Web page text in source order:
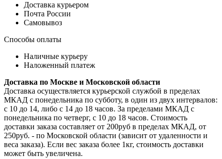
Доставка курьером
Почта России
Самовывоз
Способы оплаты
Наличные курьеру
Наложенный платеж
Доставка по Москве и Московской области
Доставка осуществляется курьерской службой в пределах
МКАД с понедельника по субботу, в один из двух интервалов:
с 10 до 14, либо с 14 до 18 часов. За пределами МКАД с
понедельника по четверг, с 10 до 18 часов. Стоимость
доставки заказа составляет от 200руб в пределах МКАД, от
250руб. - по Московской области (зависит от удаленности и
веса заказа). Если вес заказа более 1кг, стоимость доставки
может быть увеличена.